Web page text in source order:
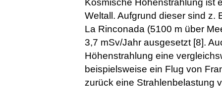
Kosmische Höhenstrahlung ist
Weltall. Aufgrund dieser sind z.
La Rinconada (5100 m über
3,7 mSv/Jahr ausgesetzt [8].
Höhenstrahlung eine
beispielsweise ein Flug von
zurück eine Strahlenbelastung